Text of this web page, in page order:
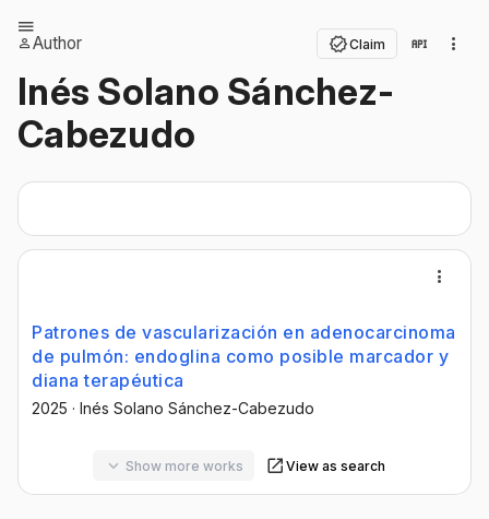
Author Claim
Inés Solano Sánchez-
Cabezudo
Patrones de vascularización en adenocarcinoma
de pulmón: endoglina como posible marcador y
diana terapéutica
2025 · Inés Solano Sánchez-Cabezudo
Show more works View as search